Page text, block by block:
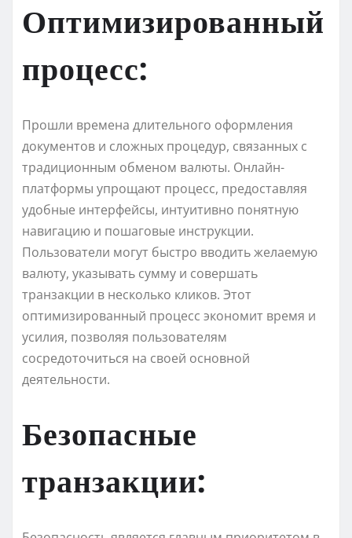
Оптимизированный
процесс:
Прошли времена длительного оформления
документов и сложных процедур, связанных с
традиционным обменом валюты. Онлайн-
платформы упрощают процесс, предоставляя
удобные интерфейсы, интуитивно понятную
навигацию и пошаговые инструкции.
Пользователи могут быстро вводить желаемую
валюту, указывать сумму и совершать
транзакции в несколько кликов. Этот
оптимизированный процесс экономит время и
усилия, позволяя пользователям
сосредоточиться на своей основной
деятельности.
Безопасные
транзакции: